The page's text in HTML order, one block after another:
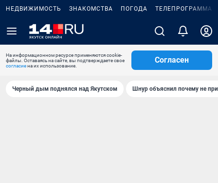
НЕДВИЖИМОСТЬ ЗНАКОМСТВА ПОГОДА ТЕЛЕПРОГРАММА
На информационном ресурсе применяются cookie-
файлы. Оставаясь на сайте, вы подтверждаете свое
согласиена их использование.
Согласен
Черный дым поднялся над Якутском Шнур объяснил почему не